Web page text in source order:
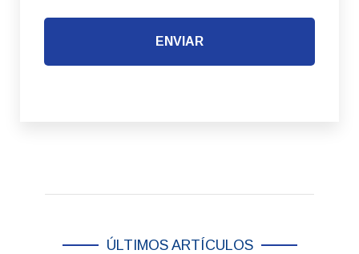
ENVIAR
ÚLTIMOS ARTÍCULOS